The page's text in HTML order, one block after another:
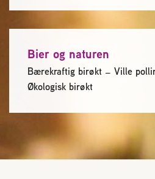
Bier og naturen
Bærekraftig birøkt
Ville
Økologisk birøkt